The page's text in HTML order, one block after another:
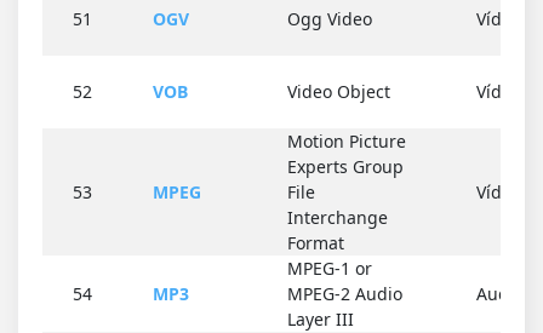
51 OGV Ogg Video Vídeo
52 VOB Video Object Vídeo
53 MPEG
Motion Picture
Experts Group
File
Interchange
Format
Vídeo
54 MP3
MPEG-1 or
MPEG-2 Audio
Layer III
Audio